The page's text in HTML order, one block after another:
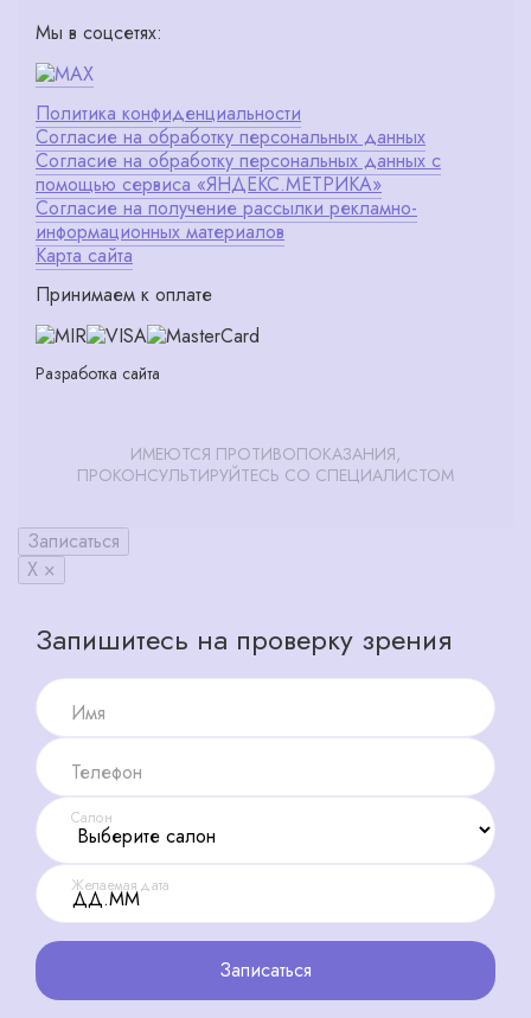
Мы в соцсетях:
Политика конфиденциальности
Согласие на обработку персональных данных
Согласие на обработку персональных данных с
помощью сервиса «ЯНДЕКС.МЕТРИКА»
Согласие на получение рассылки рекламно-
информационных материалов
Карта сайта
Принимаем к оплате
Разработка сайта
ИМЕЮТСЯ ПРОТИВОПОКАЗАНИЯ,
ПРОКОНСУЛЬТИРУЙТЕСЬ СО СПЕЦИАЛИСТОМ
Записаться
X ×
Запишитесь на проверку зрения
Имя
Телефон
Салон
Желаемая дата
Записаться